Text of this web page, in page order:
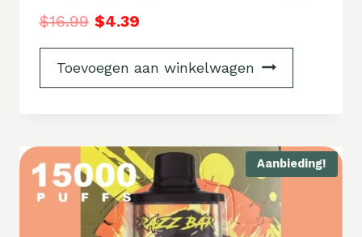
$16.99 $4.39
Toevoegen aan winkelwagen
Aanbieding!